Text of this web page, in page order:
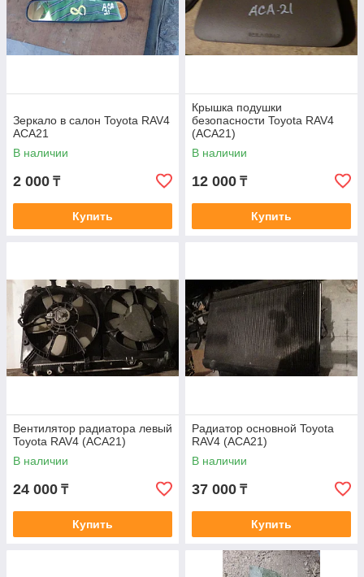
Зеркало в салон Toyota RAV4
ACA21
В наличии
2 000 ₸
Купить
Крышка подушки
безопасности Toyota RAV4
(ACA21)
В наличии
12 000 ₸
Купить
Вентилятор радиатора левый
Toyota RAV4 (ACA21)
В наличии
24 000 ₸
Купить
Радиатор основной Toyota
RAV4 (ACA21)
В наличии
37 000 ₸
Купить